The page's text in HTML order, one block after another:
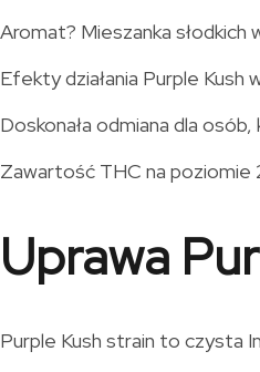
Aromat? Mieszanka
Efekty działania Purple Kush
Doskonała odmiana dla
Zawartość THC na poziomie
Uprawa
Purple Kush strain to czysta